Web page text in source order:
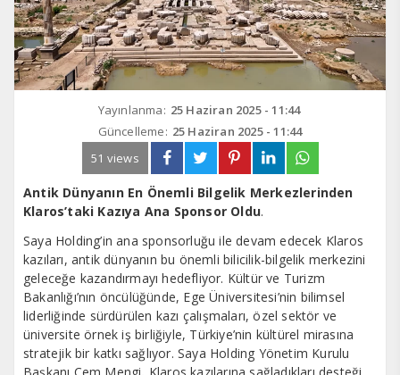
Yayınlanma: 25 Haziran 2025 - 11:44
Güncelleme: 25 Haziran 2025 - 11:44
51 views
Antik Dünyanın En Önemli Bilgelik Merkezlerinden
Klaros’taki Kazıya Ana Sponsor Oldu.
Saya Holding’in ana sponsorluğu ile devam edecek Klaros
kazıları, antik dünyanın bu önemli bilicilik-bilgelik merkezini
geleceğe kazandırmayı hedefliyor. Kültür ve Turizm
Bakanlığı’nın öncülüğünde, Ege Üniversitesi’nin bilimsel
liderliğinde sürdürülen kazı çalışmaları, özel sektör ve
üniversite örnek iş birliğiyle, Türkiye’nin kültürel mirasına
stratejik bir katkı sağlıyor. Saya Holding Yönetim Kurulu
Başkanı Cem Mengi, Klaros kazılarına sağladıkları desteği